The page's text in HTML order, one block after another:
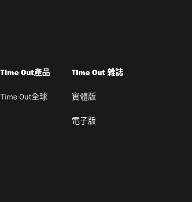
Time Out產品
Time Out全球
Time Out 雜誌
實體版
電子版